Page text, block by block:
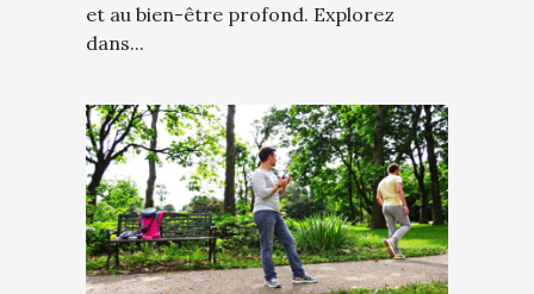
et au bien-être profond. Explorez
dans...